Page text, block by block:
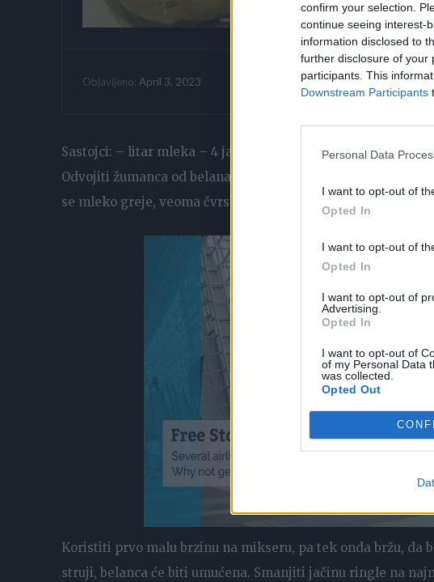
confirm your selection.
continue seeing interest-
information disclosed to
further disclosure of your
participants. This
Downstream Participants
Personal Data
I want to opt-out of
Opted In
I want to opt-out of
Opted In
I want to opt-out of
Advertising.
Opted In
I want to opt-out of
of my Personal Data
was collected.
Opted Out
Objavljeno: April 3, 2023 Vrijeme citanja:1 min.
Sastojci: – litar mleka – 4 jajeta – 6 kašika šećera – 2
Odvojiti žumanca od belanaca. Sipati mleko u šerpu sa
se mleko greje, veoma čvrsto umutiti belanca.
Koristiti prvo malu brzinu na mikseru, pa tek onda bržu, da
struji, belanca će biti umućena. Smanjiti jačinu ringle na